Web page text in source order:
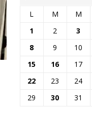
L M M
1
2 3
8
9 10
15
16 17
22
23 24
29
30 31